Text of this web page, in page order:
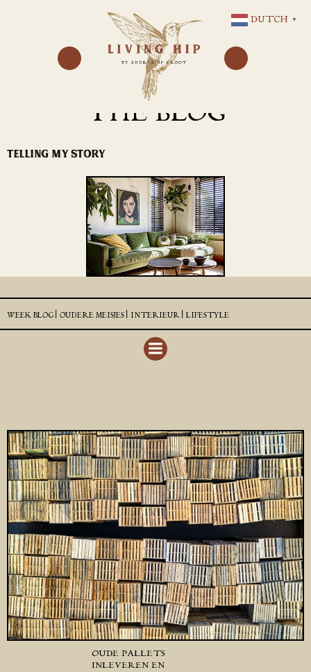
NAAR
DE
INHOUD
THE BLOG
TELLING MY STORY
WEEK BLOG | OUDERE MEISJES | INTERIEUR | LIFESTYLE
OUDE PALLETS
INLEVEREN EN
DUTCH ▼